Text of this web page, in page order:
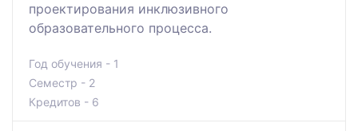
проектирования инклюзивного
образовательного процесса.
Год обучения - 1
Семестр - 2
Кредитов - 6